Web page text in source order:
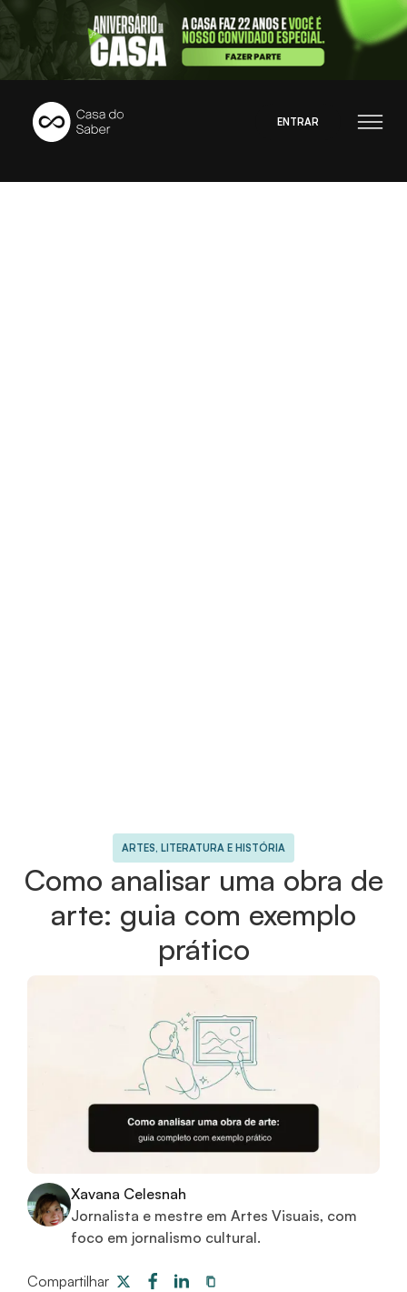
ENTRAR
ARTES, LITERATURA E HISTÓRIA
Como analisar uma obra de
arte: guia com exemplo
prático
Xavana Celesnah
Jornalista e mestre em Artes Visuais, com
foco em jornalismo cultural.
Compartilhar